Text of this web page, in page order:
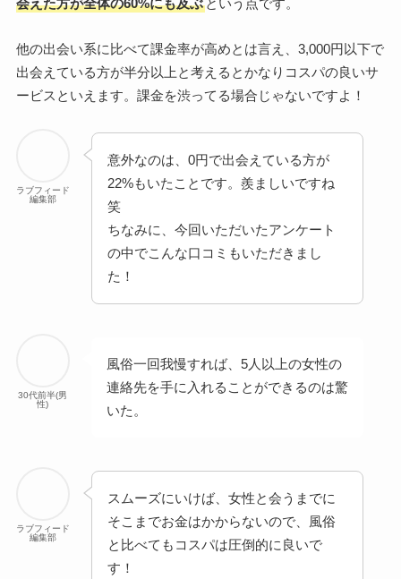
会えた方が全体の60%にも及ぶという点です。
他の出会い系に比べて課金率が高めとは言え、3,000円以下で
出会えている方が半分以上と考えるとかなりコスパの良いサ
ービスといえます。課金を渋ってる場合じゃないですよ！
ラブフィード
編集部
意外なのは、0円で出会えている方が
22%もいたことです。羨ましいですね
笑
ちなみに、今回いただいたアンケート
の中でこんな口コミもいただきまし
た！
30代前半(男
性)
風俗一回我慢すれば、5人以上の女性の
連絡先を手に入れることができるのは驚
いた。
ラブフィード
編集部
スムーズにいけば、女性と会うまでに
そこまでお金はかからないので、風俗
と比べてもコスパは圧倒的に良いで
す！